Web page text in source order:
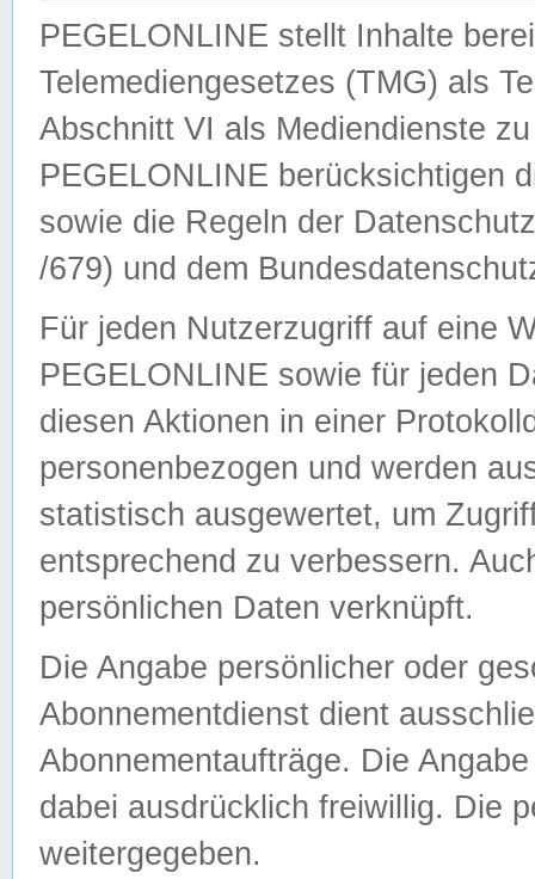
PEGELONLINE stellt Inhalte
Telemediengesetzes (TMG) als
Abschnitt VI als Mediendienste
PEGELONLINE berücksichtigen
sowie die Regeln der
/679) und dem
Für jeden Nutzerzugriff auf eine
PEGELONLINE sowie für jeden
diesen Aktionen in einer
personenbezogen und werden
statistisch ausgewertet, um
entsprechend zu verbessern.
persönlichen Daten verknüpft.
Die Angabe persönlicher oder
Abonnementdienst dient
Abonnementaufträge. Die
dabei ausdrücklich freiwillig. Die
weitergegeben.